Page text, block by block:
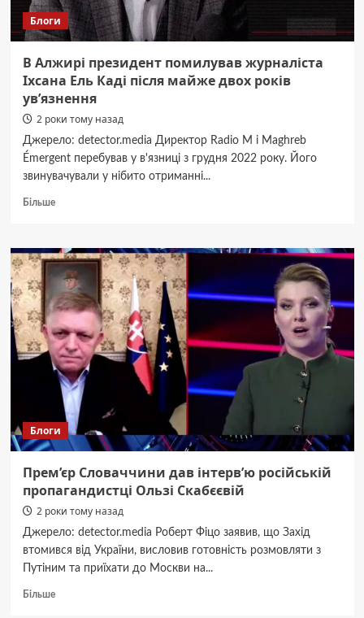
Блоги
В Алжирі президент помилував журналіста
Іхсана Ель Каді після майже двох років
ув’язнення
2 роки тому назад
Джерело: detector.media Директор Radio M і Maghreb
Émergent перебував у в'язниці з грудня 2022 року. Його
звинувачували у нібито отриманні...
БільшеДокладніше
Алжирі
президент
помилував
журналіста
Іхсана
Ель
Каді
після
майже
двох
років
ув’язнення
Блоги
Прем’єр Словаччини дав інтерв’ю російській
пропагандистці Ользі Скабєєвій
2 роки тому назад
Джерело: detector.media Роберт Фіцо заявив, що Захід
втомився від України, висловив готовність розмовляти з
Путіним та приїхати до Москви на...
БільшеДокладніше